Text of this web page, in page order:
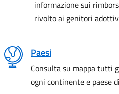
informazione sui
rivolto ai genitori
Paesi
Consulta su mappa tutti
ogni continente e paese